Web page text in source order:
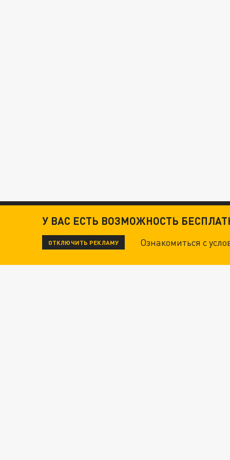
У ВАС ЕСТЬ ВОЗМОЖНОСТЬ
ОТКЛЮЧИТЬ РЕКЛАМУ Ознакомиться с